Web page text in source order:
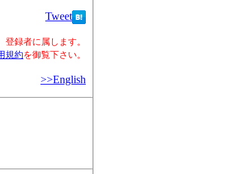
Tweet
録者に属します。
規約を御覧下さい。
>>English